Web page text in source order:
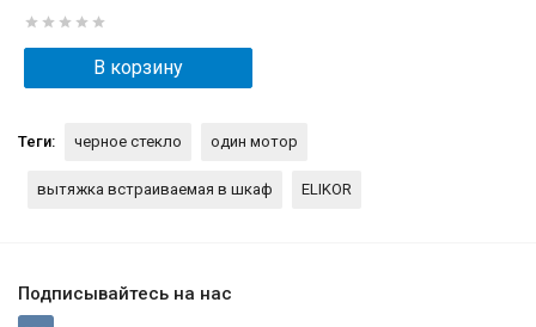
В корзину
Теги: черное стекло один мотор
вытяжка встраиваемая в шкаф ELIKOR
Подписывайтесь на нас